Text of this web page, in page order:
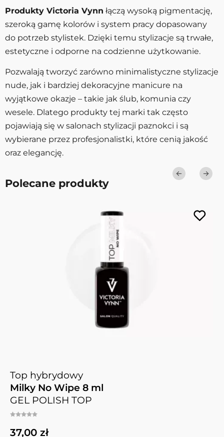
Produkty Victoria Vynn łączą wysoką pigmentację,
szeroką gamę kolorów i system pracy dopasowany
do potrzeb stylistek. Dzięki temu stylizacje są trwałe,
estetyczne i odporne na codzienne użytkowanie.
Pozwalają tworzyć zarówno minimalistyczne stylizacje
nude, jak i bardziej dekoracyjne manicure na
wyjątkowe okazje – takie jak ślub, komunia czy
wesele. Dlatego produkty tej marki tak często
pojawiają się w salonach stylizacji paznokci i są
wybierane przez profesjonalistki, które cenią jakość
oraz elegancję.
Polecane produkty
Top hybrydowy
Milky No Wipe 8 ml
GEL POLISH TOP
37,00 zł